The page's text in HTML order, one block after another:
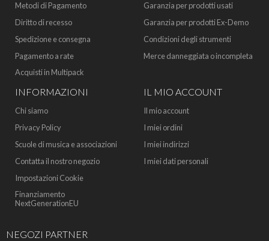
Metodi di Pagamento
Diritto di recesso
Spedizione e consegna
Pagamento a rate
Acquisti in Multipack
Garanzia per prodotti usati
Garanzia per prodotti Ex-Demo
Condizioni degli strumenti
Merce danneggiata o incompleta
INFORMAZIONI
Chi siamo
Privacy Policy
Scuole di musica e associazioni
Contatta il nostro negozio
Impostazioni Cookie
Finanziamento
NextGenerationEU
IL MIO ACCOUNT
Il mio account
I miei ordini
I miei indirizzi
I miei dati personali
NEGOZI PARTNER